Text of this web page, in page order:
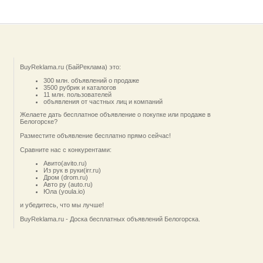
BuyReklama.ru (БайРеклама) это:
300 млн. объявлений о продаже
3500 рубрик и каталогов
11 млн. пользователей
объявления от частных лиц и компаний
Желаете дать бесплатное объявление о покупке или продаже в
Белогорске?
Разместите объявление бесплатно прямо сейчас!
Сравните нас с конкурентами:
Авито(avito.ru)
Из рук в руки(irr.ru)
Дром (drom.ru)
Авто ру (auto.ru)
Юла (youla.io)
и убедитесь, что мы лучше!
BuyReklama.ru - Доска бесплатных объявлений Белогорска.